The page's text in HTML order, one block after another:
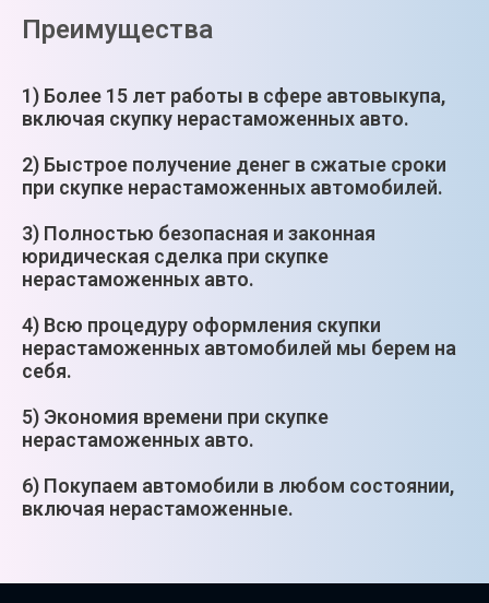
Преимущества
1) Более 15 лет работы в сфере автовыкупа,
включая скупку нерастаможенных авто.
2) Быстрое получение денег в сжатые сроки
при скупке нерастаможенных автомобилей.
3) Полностью безопасная и законная
юридическая сделка при скупке
нерастаможенных авто.
4) Всю процедуру оформления скупки
нерастаможенных автомобилей мы берем на
себя.
5) Экономия времени при скупке
нерастаможенных авто.
6) Покупаем автомобили в любом состоянии,
включая нерастаможенные.